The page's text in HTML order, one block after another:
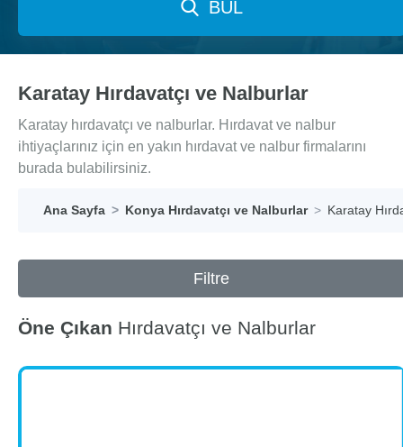
BUL
Karatay Hırdavatçı ve Nalburlar
Karatay hırdavatçı ve nalburlar. Hırdavat ve nalbur
ihtiyaçlarınız için en yakın hırdavat ve nalbur firmalarını
burada bulabilirsiniz.
Ana Sayfa Konya Hırdavatçı ve Nalburlar Karatay
Filtre
Öne Çıkan Hırdavatçı ve Nalburlar